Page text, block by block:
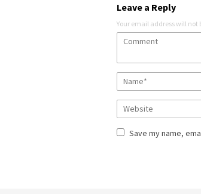
Leave a Reply
Your email address will not
Save my name,